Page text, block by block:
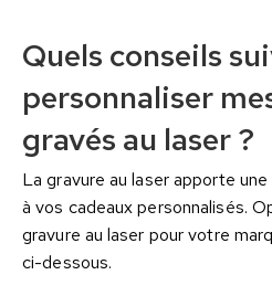
Quels conseils
personnaliser
gravés au laser ?
La gravure au laser apporte
à vos cadeaux personnalisés.
gravure au laser pour votre
ci-dessous.